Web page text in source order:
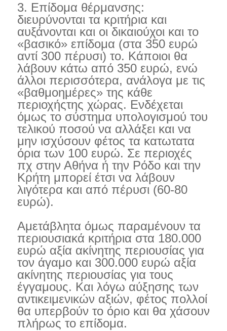
3. Επίδομα θέρμανσης:
διευρύνονται τα κριτήρια και
αυξάνονται και οι δικαιούχοι και το
«βασικό» επίδομα (στα 350 ευρώ
αντί 300 πέρυσι) το. Κάποιοι θα
λάβουν κάτω από 350 ευρώ, ενώ
άλλοι περισσότερα, ανάλογα με τις
«βαθμοημέρες» της κάθε
περιοχήςτης χώρας. Ενδέχεται
όμως το σύστημα υπολογισμού του
τελικού ποσού να αλλάξει και να
μην ισχύσουν φέτος τα κατωτατα
όρια των 100 ευρώ. Σε περιοχές
πχ στην Αθήνα ή την Ρόδο και την
Κρήτη μπορεί έτσι να λάβουν
λιγότερα και από πέρυσι (60-80
ευρώ).
Αμετάβλητα όμως παραμένουν τα
περιουσιακά κριτήρια στα 180.000
ευρώ αξία ακίνητης περιουσίας για
τον άγαμο και 300.000 ευρώ αξία
ακίνητης περιουσίας για τους
έγγαμους. Και λόγω αύξησης των
αντικειμενικών αξιών, φέτος πολλοί
θα υπερβούν το όριο και θα χάσουν
πλήρως το επίδομα.